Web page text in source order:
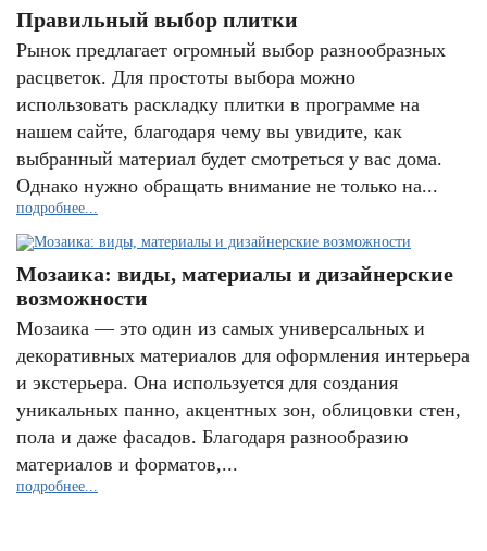
Правильный выбор плитки
Рынок предлагает огромный выбор разнообразных
расцветок. Для простоты выбора можно
использовать раскладку плитки в программе на
нашем сайте, благодаря чему вы увидите, как
выбранный материал будет смотреться у вас дома.
Однако нужно обращать внимание не только на...
подробнее...
Мозаика: виды, материалы и дизайнерские
возможности
Мозаика — это один из самых универсальных и
декоративных материалов для оформления интерьера
и экстерьера. Она используется для создания
уникальных панно, акцентных зон, облицовки стен,
пола и даже фасадов. Благодаря разнообразию
материалов и форматов,...
подробнее...